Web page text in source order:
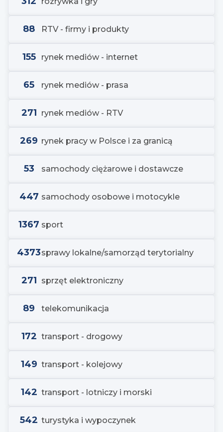
88 RTV - firmy i produkty
155 rynek mediów - internet
65 rynek mediów - prasa
271 rynek mediów - RTV
269 rynek pracy w Polsce i za granicą
53 samochody ciężarowe i dostawcze
447 samochody osobowe i motocykle
1367 sport
4373sprawy lokalne/samorząd terytorialny
271 sprzęt elektroniczny
89 telekomunikacja
172 transport - drogowy
149 transport - kolejowy
142 transport - lotniczy i morski
542 turystyka i wypoczynek